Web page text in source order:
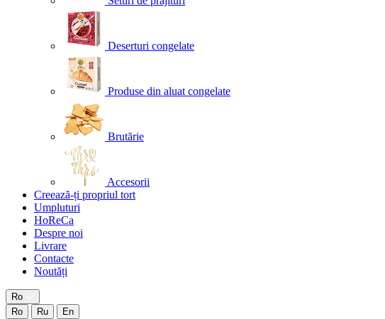
Deserturi congelate
Produse din aluat congelate
Brutărie
Accesorii
Creează-ți propriul tort
Umpluturi
HoReCa
Despre noi
Livrare
Contacte
Noutăți
Ro
Ro
Ru
En